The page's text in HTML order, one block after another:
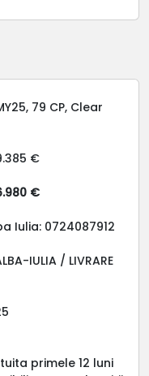
79 CP, Clear
€
€
Iulia: 0724087912
IULIA / LIVRARE
primele 12 luni